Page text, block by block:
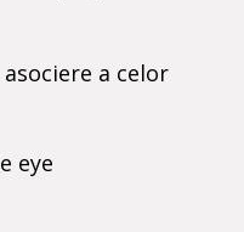
a celor
eye